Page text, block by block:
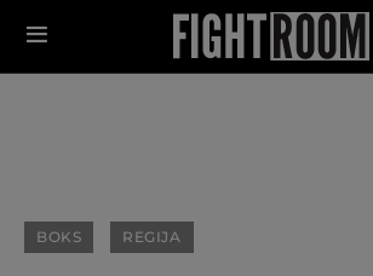
BOKS REGIJA